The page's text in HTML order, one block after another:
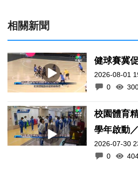
相關新聞
健球賽冀
2026-08-01
0
校園體育
學年啟動
通關便利化
2026-07-30
0